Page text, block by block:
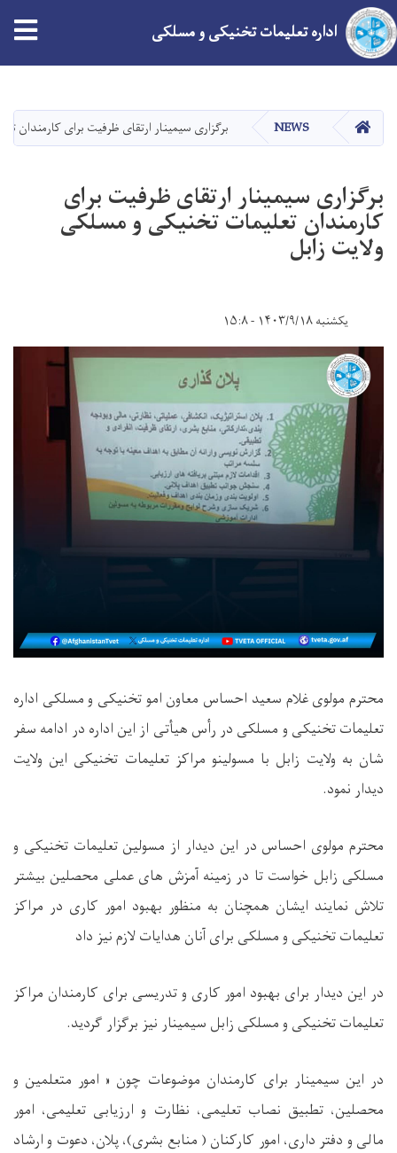
content
اداره تعلیمات تخنیکی و مسلکی
HOME
NEWS برگزاری سیمینار ارتقای ظرفیت برای کارمندان
برگزاری سیمینار ارتقای ظرفیت برای
کارمندان تعلیمات تخنیکی و مسلکی
ولایت زابل
یکشنبه ۱۴۰۳/۹/۱۸ - ۱۵:۸
محترم مولوی غلام سعید احساس معاون امو تخنیکی و مسلکی اداره
تعلیمات تخنیکی و مسلکی در رأس هیأتی از این اداره در ادامه سفر
شان به ولایت زابل با مسولینو مراکز تعلیمات تخنیکی این ولایت
دیدار نمود.
محترم مولوی احساس در این دیدار از مسولین تعلیمات تخنیکی و
مسلکی زابل خواست تا در زمینه آمزش های عملی محصلین بیشتر
تلاش نمایند ایشان همچنان به منظور بهبود امور کاری در مراکز
تعلیمات تخنیکی و مسلکی برای آنان هدایات لازم نیز داد
در این دیدار برای بهبود امور کاری و تدریسی برای کارمندان مراکز
تعلیمات تخنیکی و مسلکی زابل سیمینار نیز برگزار گردید.
در این سیمینار برای کارمندان موضوعات چون « امور متعلمین و
محصلین، تطبیق نصاب تعلیمی، نظارت و ارزیابی تعلیمی، امور
مالی و دفتر داری، امور کارکنان ( منابع بشری)، پلان، دعوت و ارشاد